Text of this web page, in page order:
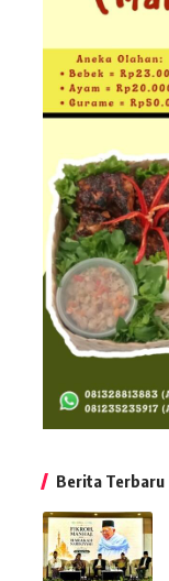
Berita Terbaru